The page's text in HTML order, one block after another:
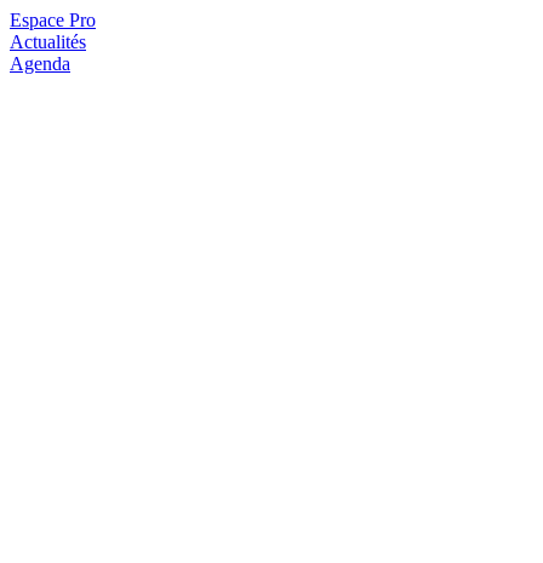
Espace Pro
Actualités
Agenda